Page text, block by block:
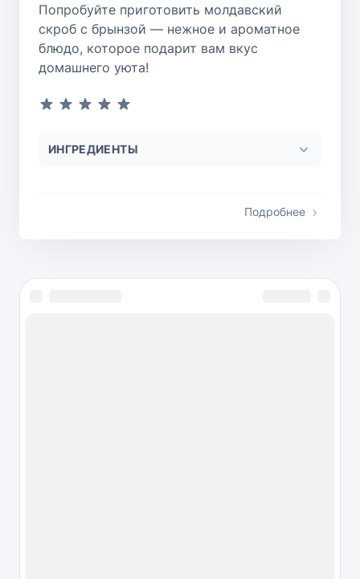
Попробуйте приготовить молдавский
скроб с брынзой — нежное и ароматное
блюдо, которое подарит вам вкус
домашнего уюта!
ИНГРЕДИЕНТЫ
Подробнее